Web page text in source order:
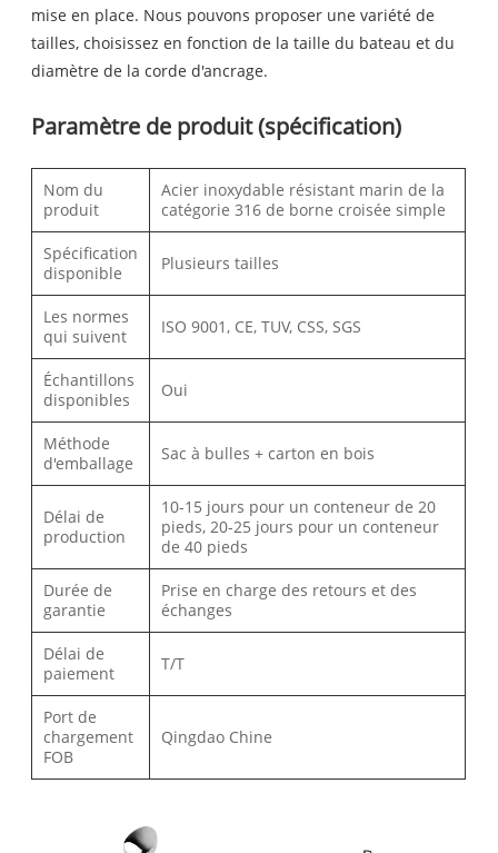
mise en place. Nous pouvons proposer une variété de
tailles, choisissez en fonction de la taille du bateau et du
diamètre de la corde d'ancrage.
Paramètre de produit (spécification)
Nom du
produit
Acier inoxydable résistant marin de la
catégorie 316 de borne croisée simple
Spécification
disponible
Plusieurs tailles
Les normes
qui suivent
ISO 9001, CE, TUV, CSS, SGS
Échantillons
disponibles
Oui
Méthode
d'emballage
Sac à bulles + carton en bois
Délai de
production
10-15 jours pour un conteneur de 20
pieds, 20-25 jours pour un conteneur
de 40 pieds
Durée de
garantie
Prise en charge des retours et des
échanges
Délai de
paiement
T/T
Port de
chargement
FOB
Qingdao Chine